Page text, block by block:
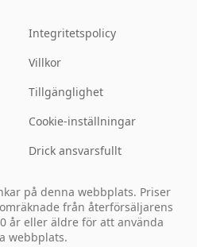
Integritetspolicy
Villkor
Tillgänglighet
Cookie-inställningar
Drick ansvarsfullt
på denna webbplats. Priser
från återförsäljarens
år eller äldre för att använda
webbplats.